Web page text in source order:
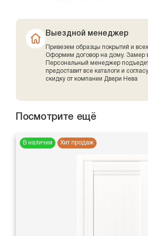
Выездной менеджер
Привезем образцы покрытий и всех
Оформим договор на дому. Замер
Персональный менеджер
предоставит все каталоги и
скидку от компании Двери Нева
Посмотрите ещё
В наличии Хит продаж